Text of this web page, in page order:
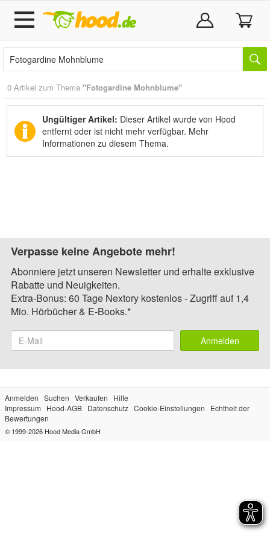
0 Artikel zum Thema "Fotogardine Mohnblume"
Ungültiger Artikel: Dieser Artikel wurde von Hood
entfernt oder ist nicht mehr verfügbar. Mehr
Informationen zu diesem Thema.
Verpasse keine Angebote mehr!
Abonniere jetzt unseren Newsletter und erhalte exklusive
Rabatte und Neuigkeiten.
Extra-Bonus: 60 Tage Nextory kostenlos - Zugriff auf 1,4
Mio. Hörbücher & E-Books.*
Anmelden
Anmelden Suchen Verkaufen
Hilfe
Impressum
Hood-AGB Datenschutz Cookie-Einstellungen
Echtheit der
Bewertungen
© 1999-2026 Hood Media GmbH